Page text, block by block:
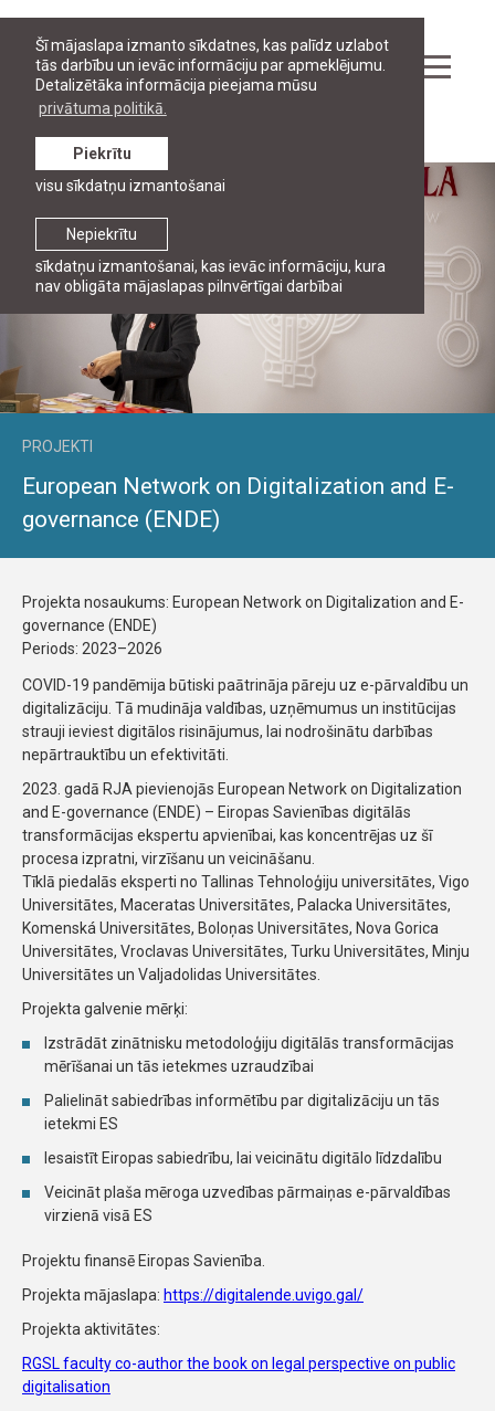
Šī mājaslapa izmanto sīkdatnes, kas palīdz uzlabot
tās darbību un ievāc informāciju par apmeklējumu.
Detalizētāka informācija pieejama mūsu
privātuma politikā.
Nepiekrītu
sīkdatņu izmantošanai, kas ievāc informāciju, kura
nav obligāta mājaslapas pilnvērtīgai darbībai
Piekrītu
visu sīkdatņu izmantošanai
Pētniecība
PROJEKTI
European Network on Digitalization and E-
governance (ENDE)
Projekta nosaukums: European Network on Digitalization and E-
governance (ENDE)
Periods: 2023–2026
COVID-19 pandēmija būtiski paātrināja pāreju uz e-pārvaldību un
digitalizāciju. Tā mudināja valdības, uzņēmumus un institūcijas
strauji ieviest digitālos risinājumus, lai nodrošinātu darbības
nepārtrauktību un efektivitāti.
2023. gadā RJA pievienojās European Network on Digitalization
and E-governance (ENDE) – Eiropas Savienības digitālās
transformācijas ekspertu apvienībai, kas koncentrējas uz šī
procesa izpratni, virzīšanu un veicināšanu.
Tīklā piedalās eksperti no Tallinas Tehnoloģiju universitātes, Vigo
Universitātes, Maceratas Universitātes, Palacka Universitātes,
Komenská Universitātes, Boloņas Universitātes, Nova Gorica
Universitātes, Vroclavas Universitātes, Turku Universitātes, Minju
Universitātes un Valjadolidas Universitātes.
Projekta galvenie mērķi:
Izstrādāt zinātnisku metodoloģiju digitālās transformācijas
mērīšanai un tās ietekmes uzraudzībai
Palielināt sabiedrības informētību par digitalizāciju un tās
ietekmi ES
Iesaistīt Eiropas sabiedrību, lai veicinātu digitālo līdzdalību
Veicināt plaša mēroga uzvedības pārmaiņas e-pārvaldības
virzienā visā ES
Projektu finansē Eiropas Savienība.
Projekta mājaslapa: https://digitalende.uvigo.gal/
Projekta aktivitātes:
RGSL faculty co-author the book on legal perspective on public
digitalisation